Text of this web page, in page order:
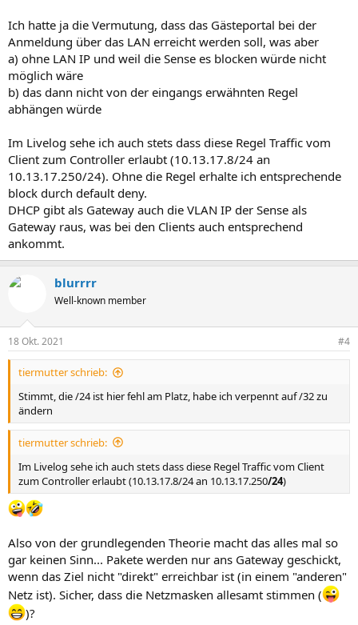
Ich hatte ja die Vermutung, dass das Gästeportal bei der
Anmeldung über das LAN erreicht werden soll, was aber
a) ohne LAN IP und weil die Sense es blocken würde nicht
möglich wäre
b) das dann nicht von der eingangs erwähnten Regel
abhängen würde
Im Livelog sehe ich auch stets dass diese Regel Traffic vom
Client zum Controller erlaubt (10.13.17.8/24 an
10.13.17.250/24). Ohne die Regel erhalte ich entsprechende
block durch default deny.
DHCP gibt als Gateway auch die VLAN IP der Sense als
Gateway raus, was bei den Clients auch entsprechend
ankommt.
blurrrr
Well-known member
18 Okt. 2021 #4
tiermutter schrieb:
Stimmt, die /24 ist hier fehl am Platz, habe ich verpennt auf /32 zu
ändern
tiermutter schrieb:
Im Livelog sehe ich auch stets dass diese Regel Traffic vom Client
zum Controller erlaubt (10.13.17.8/24 an 10.13.17.250/24)
Also von der grundlegenden Theorie macht das alles mal so
gar keinen Sinn... Pakete werden nur ans Gateway geschickt,
wenn das Ziel nicht "direkt" erreichbar ist (in einem "anderen"
Netz ist). Sicher, dass die Netzmasken allesamt stimmen (
)?